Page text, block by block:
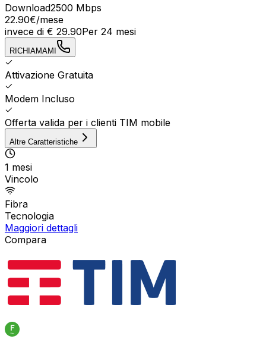
Download2500 Mbps
22.90€/mese
invece di € 29.90Per 24 mesi
RICHIAMAMI
Attivazione Gratuita
Modem Incluso
Offerta valida per i clienti TIM mobile
Altre Caratteristiche
1 mesi
Vincolo
Fibra
Tecnologia
Maggiori dettagli
Compara